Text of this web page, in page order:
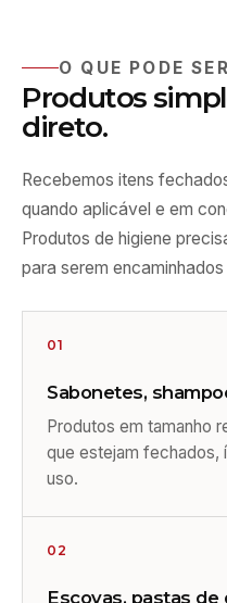
O QUE PODE
Produtos
direto.
Recebemos itens
quando aplicável e em
Produtos de higiene
para serem
01
Sabonetes,
Produtos em tamanho
que estejam fechados,
uso.
02
Escovas, pastas